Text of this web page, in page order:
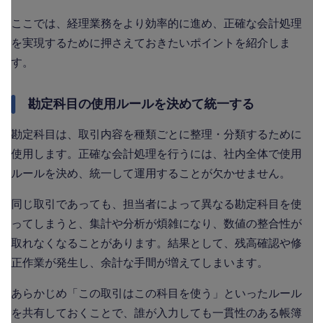
ここでは、経理業務をより効率的に進め、正確な会計処理
を実現するために押さえておきたいポイントを紹介しま
す。
勘定科目の使用ルールを決めて統一する
勘定科目は、取引内容を種類ごとに整理・分類するために
使用します。正確な会計処理を行うには、社内全体で使用
ルールを決め、統一して運用することが欠かせません。
同じ取引であっても、担当者によって異なる勘定科目を使
ってしまうと、集計や分析が煩雑になり、数値の整合性が
取れなくなることがあります。結果として、残高確認や修
正作業が発生し、余計な手間が増えてしまいます。
あらかじめ「この取引はこの科目を使う」といったルール
を共有しておくことで、誰が入力しても一貫性のある帳簿